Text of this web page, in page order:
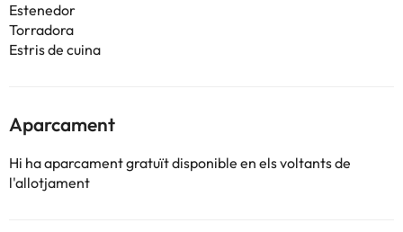
Estenedor
Torradora
Estris de cuina
Aparcament
Hi ha aparcament gratuït disponible en els voltants de
l'allotjament